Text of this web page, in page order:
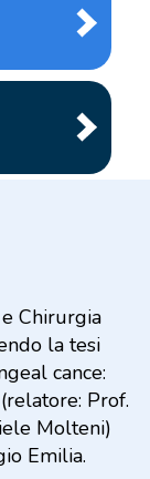
Chirurgia
la tesi
cance:
Prof.
Molteni)
Emilia.